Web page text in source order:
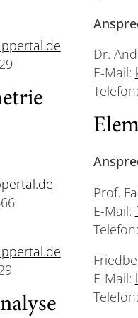
Dr.
E-Mail:
Prof.
E-Mail:
E-Mail: